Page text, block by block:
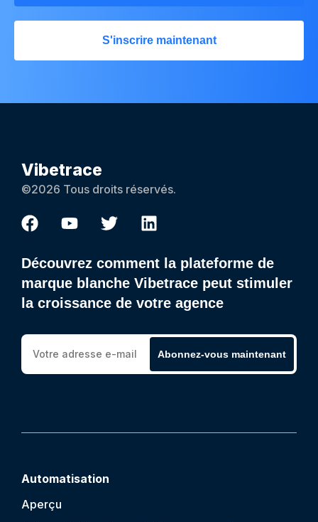
S'inscrire maintenant
Vibetrace
©2026 Tous droits réservés.
Découvrez comment la plateforme de
marque blanche Vibetrace peut stimuler
la croissance de votre agence
Abonnez-vous maintenant
Automatisation
Aperçu